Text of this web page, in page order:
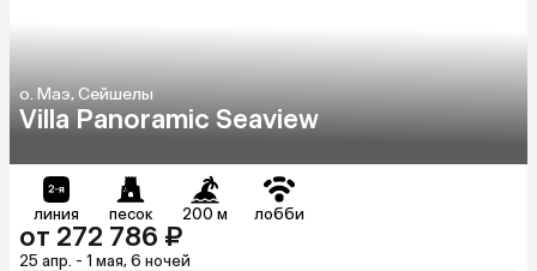
о. Маэ, Сейшелы
Villa Panoramic Seaview
линия песок 200 м лобби
от 272 786 ₽
25 апр. - 1 мая, 6 ночей